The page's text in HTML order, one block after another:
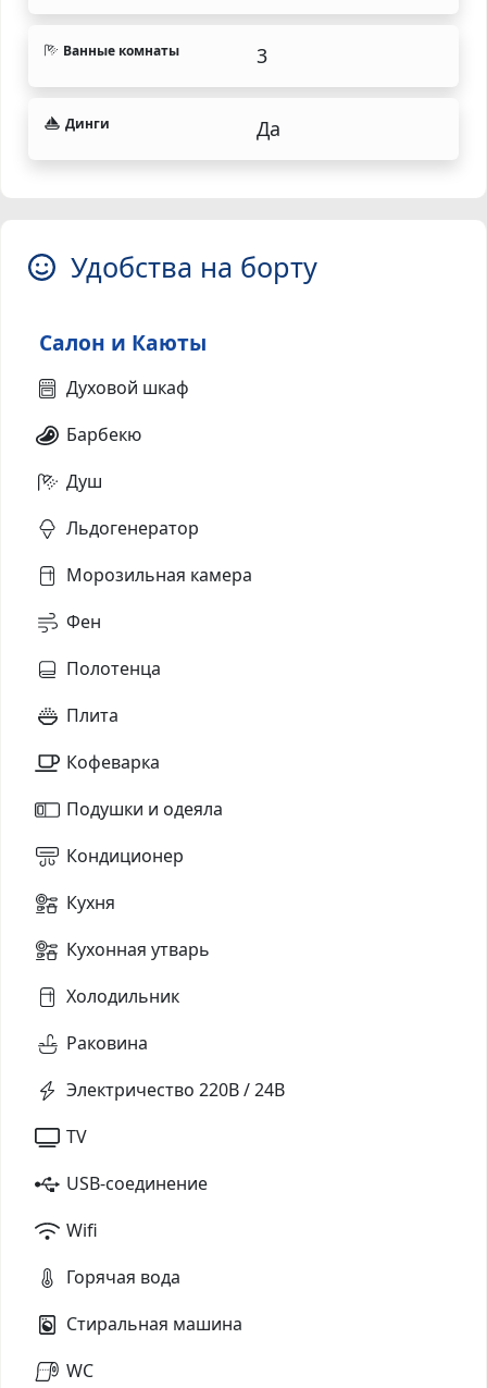
Ванные комнаты 3
Динги Да
Удобства на борту
Салон и Каюты
Духовой шкаф
Барбекю
Душ
Льдогенератор
Морозильная камера
Фен
Полотенца
Плита
Кофеварка
Подушки и одеяла
Кондиционер
Кухня
Кухонная утварь
Холодильник
Раковина
Электричество 220В / 24В
TV
USB-соединение
Wifi
Горячая вода
Стиральная машина
WC